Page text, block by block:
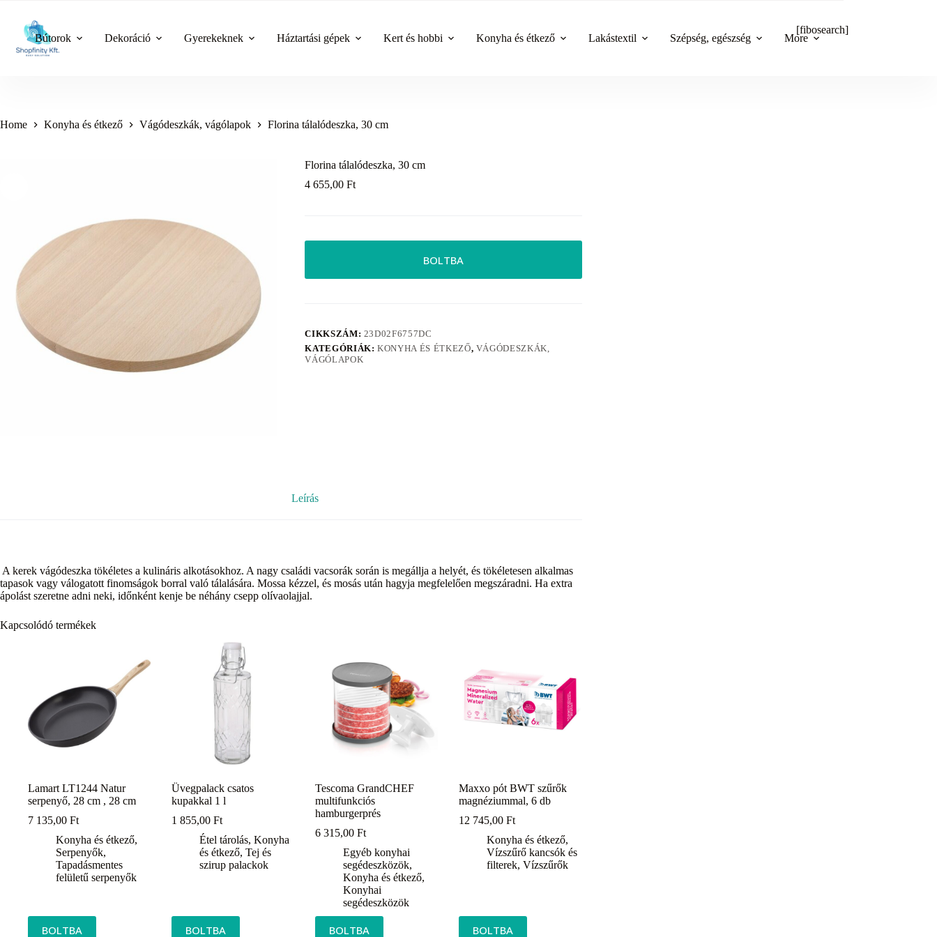
content
Bútorok Dekoráció Gyerekeknek Háztartási gépek Kert és hobbi Konyha és étkező Lakástextil Szépség, egészség More
[fibosearch]
Home Konyha és étkező Vágódeszkák, vágólapok Florina tálalódeszka, 30 cm
Florina tálalódeszka, 30 cm
4 655,00Ft
BOLTBA
CIKKSZÁM: 23D02F6757DC
KATEGÓRIÁK:KONYHA ÉS ÉTKEZŐ, VÁGÓDESZKÁK,
VÁGÓLAPOK
Leírás
A kerek vágódeszka tökéletes a kulináris alkotásokhoz. A nagy családi vacsorák során is megállja a helyét, és tökéletesen alkalmas
tapasok vagy válogatott finomságok borral való tálalására. Mossa kézzel, és mosás után hagyja megfelelően megszáradni. Ha extra
ápolást szeretne adni neki, időnként kenje be néhány csepp olívaolajjal.
Kapcsolódó termékek
Lamart LT1244 Natur
serpenyő, 28 cm , 28 cm
7 135,00 Ft
Konyha és étkező,
Serpenyők,
Tapadásmentes
felületű serpenyők
BOLTBA
Üvegpalack csatos
kupakkal 1 l
1 855,00Ft
Étel tárolás,Konyha
és étkező,Tej és
szirup palackok
BOLTBA
Tescoma GrandCHEF
multifunkciós
hamburgerprés
6 315,00Ft
Egyéb konyhai
segédeszközök,
Konyha és étkező,
Konyhai
segédeszközök
BOLTBA
Maxxo pót BWT szűrők
magnéziummal, 6 db
12 745,00Ft
Konyha és étkező,
Vízszűrő kancsók és
filterek,Vízszűrők
BOLTBA